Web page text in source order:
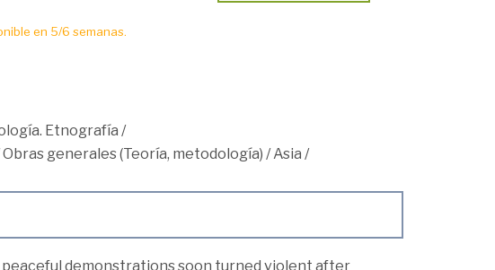
en 5/6 semanas.
Etnografía /
Obras generales (Teoría, metodología) /Asia /
demonstrations soon turned violent after